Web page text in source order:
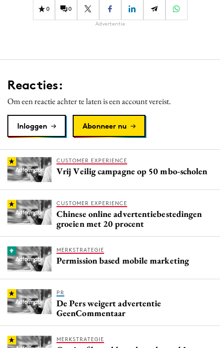
0 0
Advertentie
Reacties:
Om een reactie achter te laten is een account vereist.
Inloggen Abonneer nu
CUSTOMER EXPERIENCE
Vrij Veilig campagne op 50 mbo-scholen
CUSTOMER EXPERIENCE
Chinese online advertentiebestedingen
groeien met 20 procent
MERKSTRATEGIE
Permission based mobile marketing
PR
De Pers weigert advertentie
GeenCommentaar
MERKSTRATEGIE